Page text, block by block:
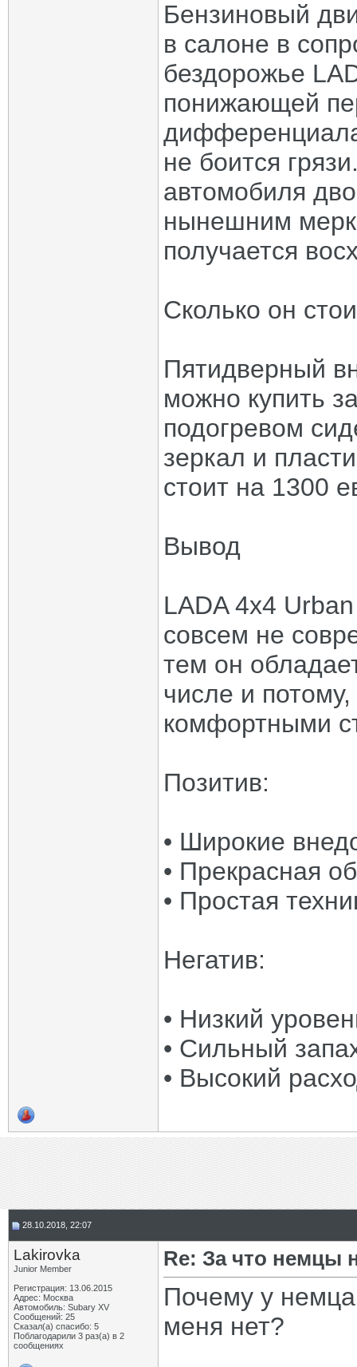
Бензиновый
в салоне в
бездорожье
понижающей
не боится
автомобиля
нынешним
получается
Сколько он
Пятидверный
можно купить
подогревом
зеркал и
стоит на 1300
Вывод
LADA 4х4
совсем не
тем он
числе и
комфортными
Позитив:
• Широкие
• Прекрасная
• Простая
Негатив:
• Низкий
• Сильный
• Высокий
28.10.2018, 22:07
Lakirovka
Junior Member
Регистрация: 13.06.2015
Адрес: Москва
Автомобиль: Subary XV
Сообщений: 25
Сказал(а) спасибо: 5
Поблагодарили 3 раз(а) в 2
сообщениях
Re: За что немцы
Почему у
меня нет?